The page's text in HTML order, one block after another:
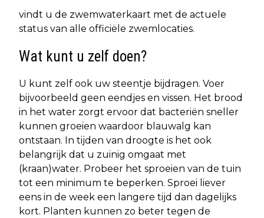
vindt u de zwemwaterkaart met de actuele
status van alle officiële zwemlocaties.
Wat kunt u zelf doen?
U kunt zelf ook uw steentje bijdragen. Voer
bijvoorbeeld geen eendjes en vissen. Het brood
in het water zorgt ervoor dat bacteriën sneller
kunnen groeien waardoor blauwalg kan
ontstaan. In tijden van droogte is het ook
belangrijk dat u zuinig omgaat met
(kraan)water. Probeer het sproeien van de tuin
tot een minimum te beperken. Sproei liever
eens in de week een langere tijd dan dagelijks
kort. Planten kunnen zo beter tegen de